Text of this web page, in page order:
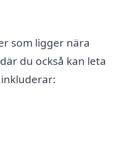
som ligger nära
du också kan leta